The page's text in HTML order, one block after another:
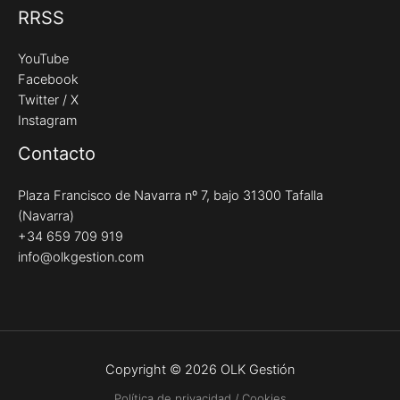
RRSS
YouTube
Facebook
Twitter / X
Instagram
Contacto
Plaza Francisco de Navarra nº 7, bajo 31300 Tafalla
(Navarra)
+34 659 709 919
info@olkgestion.com
Copyright © 2026 OLK Gestión